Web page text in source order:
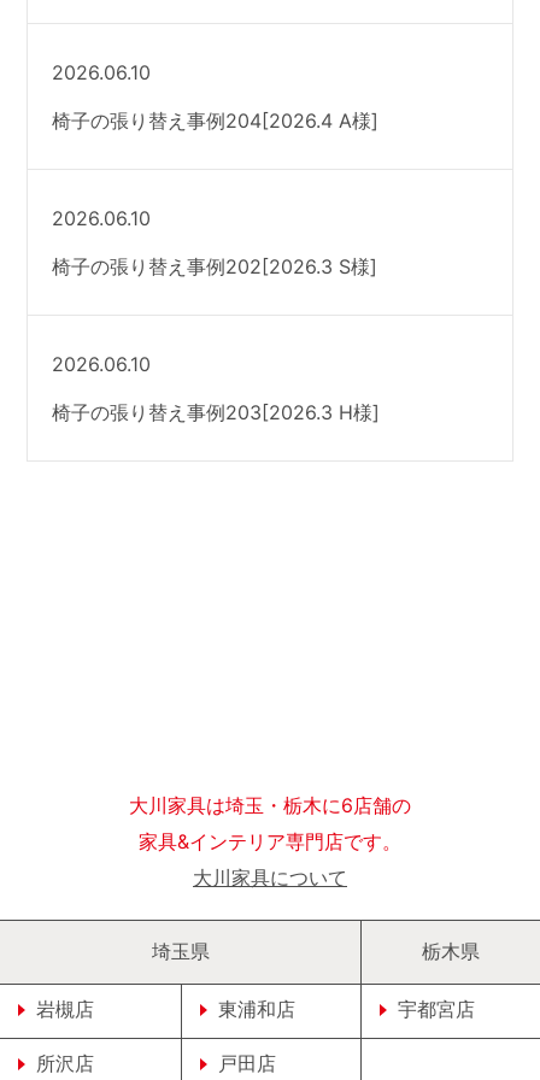
2026.06.10
椅子の張り替え事例204[2026.4 A様]
2026.06.10
椅子の張り替え事例202[2026.3 S様]
2026.06.10
椅子の張り替え事例203[2026.3 H様]
大川家具は埼玉・栃木に6店舗の
家具&インテリア専門店です。
大川家具について
埼玉県
岩槻店 東浦和店
所沢店 戸田店
栃木県
宇都宮店